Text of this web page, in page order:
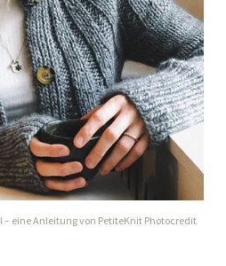
eine Anleitung von PetiteKnit Photocredit